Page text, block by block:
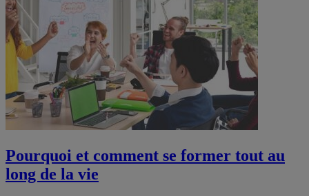
Pourquoi et comment se former tout au
long de la vie